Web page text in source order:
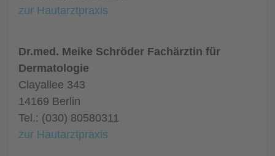
zur Hautarztpraxis
Dr.med. Meike Schröder Fachärztin für
Dermatologie
Clayallee 343
14169 Berlin
Tel.: (030) 80580311
zur Hautarztpraxis